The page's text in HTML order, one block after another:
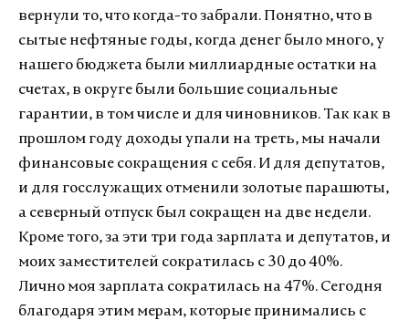
вернули то, что когда-то забрали. Понятно, что в
сытые нефтяные годы, когда денег было много, у
нашего бюджета были миллиардные остатки на
счетах, в округе были большие социальные
гарантии, в том числе и для чиновников. Так как в
прошлом году доходы упали на треть, мы начали
финансовые сокращения с себя. И для депутатов,
и для госслужащих отменили золотые парашюты,
а северный отпуск был сокращен на две недели.
Кроме того, за эти три года зарплата и депутатов, и
моих заместителей сократилась с 30 до 40%.
Лично моя зарплата сократилась на 47%. Сегодня
благодаря этим мерам, которые принимались с